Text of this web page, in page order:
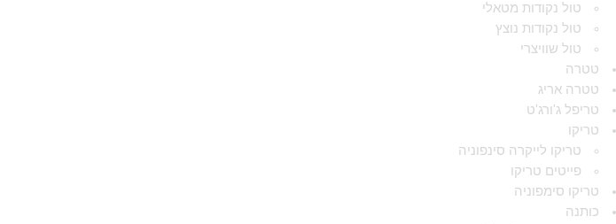
טול נקודות מטאלי
טול נקודות נוצץ
טול שוויצרי
טטרה
טטרה אריג
טריפל ג'ורג'ט
טריקו
טריקו לייקרה סינפוניה
פייטים טריקו
טריקו סימפוניה
כותנה